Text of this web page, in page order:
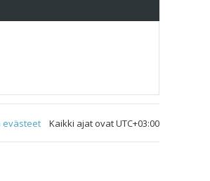
Kaikki ajat ovatUTC+03:00
evästeet